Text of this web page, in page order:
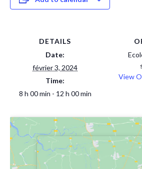
DETAILS
Date:
février 3, 2024
Time:
8 h 00 min - 12 h 00 min
View